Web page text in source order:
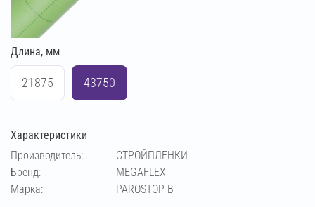
Длина, мм
21875 43750
Характеристики
Производитель:
СТРОЙПЛЕНКИ
Бренд:
MEGAFLEX
Марка:
PAROSTOP B